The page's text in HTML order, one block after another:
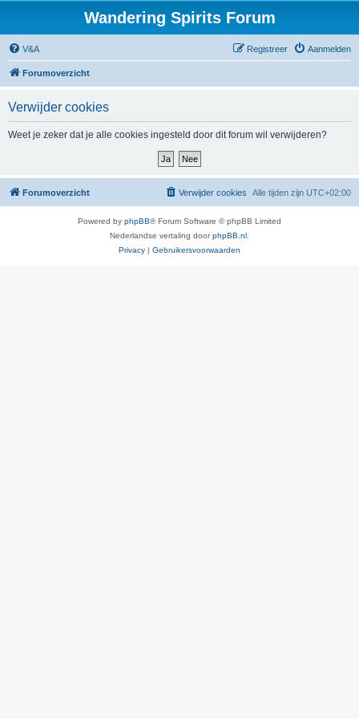
Wandering Spirits Forum
V&A Aanmelden
Registreer
Forumoverzicht
Verwijder cookies
Weet je zeker dat je alle cookies ingesteld door dit forum wil verwijderen?
Forumoverzicht Alle tijden zijn UTC+02:00
Verwijder cookies
Powered by phpBB® Forum Software © phpBB Limited
Nederlandse vertaling doorphpBB.nl
Privacy | Gebruikersvoorwaarden